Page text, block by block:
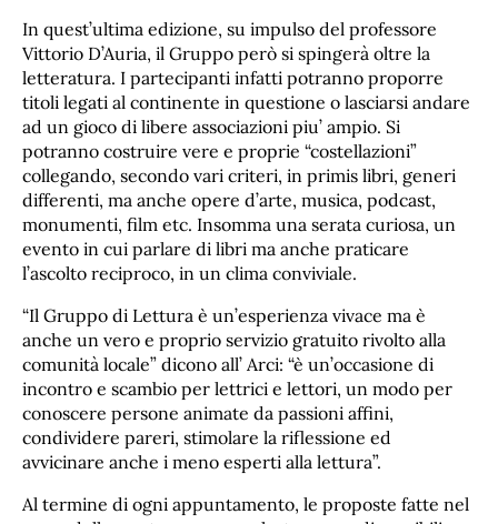
In quest’ultima edizione, su impulso del professore
Vittorio D’Auria, il Gruppo però si spingerà oltre la
letteratura. I partecipanti infatti potranno proporre
titoli legati al continente in questione o lasciarsi andare
ad un gioco di libere associazioni piu’ ampio. Si
potranno costruire vere e proprie “costellazioni”
collegando, secondo vari criteri, in primis libri, generi
differenti, ma anche opere d’arte, musica, podcast,
monumenti, film etc. Insomma una serata curiosa, un
evento in cui parlare di libri ma anche praticare
l’ascolto reciproco, in un clima conviviale.
“Il Gruppo di Lettura è un’esperienza vivace ma è
anche un vero e proprio servizio gratuito rivolto alla
comunità locale” dicono all’ Arci: “è un’occasione di
incontro e scambio per lettrici e lettori, un modo per
conoscere persone animate da passioni affini,
condividere pareri, stimolare la riflessione ed
avvicinare anche i meno esperti alla lettura”.
Al termine di ogni appuntamento, le proposte fatte nel